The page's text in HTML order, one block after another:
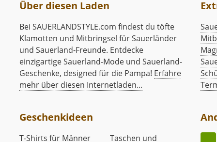
Über diesen Laden
Bei SAUERLANDSTYLE.com findest du töfte
Klamotten und Mitbringsel für Sauerländer
und Sauerland-Freunde. Entdecke
einzigartige Sauerland-Mode und Sauerland-
Geschenke, designed für die Pampa! Erfahre
mehr über diesen Internetladen...
Geschenkideen
T-Shirts für Männer Taschen und